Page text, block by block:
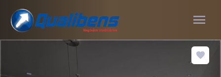
menu